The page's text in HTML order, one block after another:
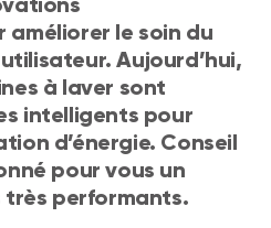
le soin du
Aujourd’hui,
à laver sont
intelligents pour
d’énergie. Conseil
pour vous un
performants.